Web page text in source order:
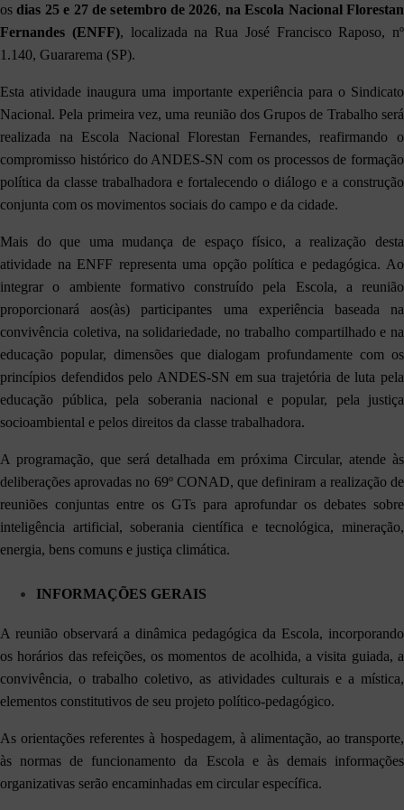
os dias 25 e 27 de setembro de 2026, na Escola Nacional Florestan
Fernandes (ENFF), localizada na Rua José Francisco Raposo, nº
1.140, Guararema (SP).
Esta atividade inaugura uma importante experiência para o Sindicato
Nacional. Pela primeira vez, uma reunião dos Grupos de Trabalho será
realizada na Escola Nacional Florestan Fernandes, reafirmando o
compromisso histórico do ANDES-SN com os processos de formação
política da classe trabalhadora e fortalecendo o diálogo e a construção
conjunta com os movimentos sociais do campo e da cidade.
Mais do que uma mudança de espaço físico, a realização desta
atividade na ENFF representa uma opção política e pedagógica. Ao
integrar o ambiente formativo construído pela Escola, a reunião
proporcionará aos(às) participantes uma experiência baseada na
convivência coletiva, na solidariedade, no trabalho compartilhado e na
educação popular, dimensões que dialogam profundamente com os
princípios defendidos pelo ANDES-SN em sua trajetória de luta pela
educação pública, pela soberania nacional e popular, pela justiça
socioambiental e pelos direitos da classe trabalhadora.
A programação, que será detalhada em próxima Circular, atende às
deliberações aprovadas no 69º CONAD, que definiram a realização de
reuniões conjuntas entre os GTs para aprofundar os debates sobre
inteligência artificial, soberania científica e tecnológica, mineração,
energia, bens comuns e justiça climática.
INFORMAÇÕES GERAIS
A reunião observará a dinâmica pedagógica da Escola, incorporando
os horários das refeições, os momentos de acolhida, a visita guiada, a
convivência, o trabalho coletivo, as atividades culturais e a mística,
elementos constitutivos de seu projeto político-pedagógico.
As orientações referentes à hospedagem, à alimentação, ao transporte,
às normas de funcionamento da Escola e às demais informações
organizativas serão encaminhadas em circular específica.